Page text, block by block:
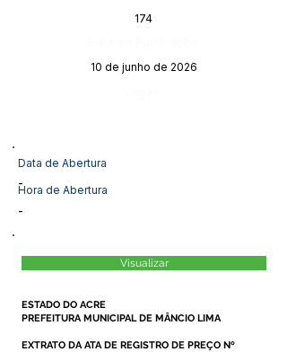
174
10 de junho de 2026
Data de Abertura
-
Hora de Abertura
-
Visualizar
ESTADO DO ACRE
PREFEITURA MUNICIPAL DE MÂNCIO LIMA
EXTRATO DA ATA DE REGISTRO DE PREÇO Nº